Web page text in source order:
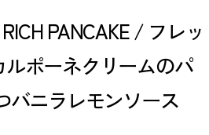
PANCAKE / フレッ
ポーネクリームのパ
バニラレモンソース